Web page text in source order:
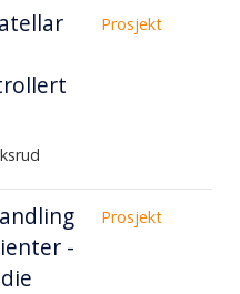
Prosjekt
-
Prosjekt